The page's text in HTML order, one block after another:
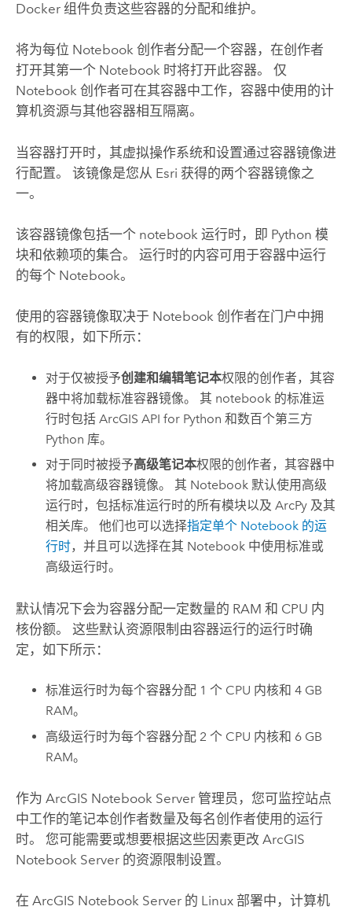
Docker组件负责这些容器的分配和维护。
将为每位 Notebook 创作者分配一个容器，在创作者
打开其第一个 Notebook 时将打开此容器。 仅
Notebook 创作者可在其容器中工作，容器中使用的计
算机资源与其他容器相互隔离。
当容器打开时，其虚拟操作系统和设置通过容器镜像进
行配置。 该镜像是您从 Esri 获得的两个容器镜像之
一。
该容器镜像包括一个 notebook 运行时，即 Python 模
块和依赖项的集合。 运行时的内容可用于容器中运行
的每个 Notebook。
使用的容器镜像取决于 Notebook 创作者在门户中拥
有的权限，如下所示：
对于仅被授予创建和编辑笔记本权限的创作者，其容
器中将加载标准容器镜像。 其 notebook 的标准运
行时包括ArcGIS API for Python 和数百个第三方
Python 库。
对于同时被授予高级笔记本权限的创作者，其容器中
将加载高级容器镜像。 其 Notebook 默认使用高级
运行时，包括标准运行时的所有模块以及 ArcPy 及其
相关库。 他们也可以选择指定单个 Notebook 的运
行时，并且可以选择在其 Notebook 中使用标准或
高级运行时。
默认情况下会为容器分配一定数量的 RAM 和 CPU 内
核份额。 这些默认资源限制由容器运行的运行时确
定，如下所示：
标准运行时为每个容器分配 1 个 CPU 内核和 4 GB
RAM。
高级运行时为每个容器分配 2 个 CPU 内核和 6 GB
RAM。
作为 ArcGIS Notebook Server管理员，您可监控站点
中工作的笔记本创作者数量及每名创作者使用的运行
时。 您可能需要或想要根据这些因素更改 ArcGIS
Notebook Server的资源限制设置。
在 ArcGIS Notebook Server的 Linux部署中，计算机